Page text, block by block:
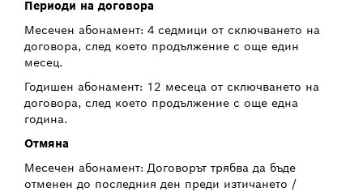
Периоди на договора
Месечен абонамент: 4 седмици от сключването на
договора, след което продължение с още един
месец.
Годишен абонамент: 12 месеца от сключването на
договора, след което продължение с още една
година.
Отмяна
Месечен абонамент: Договорът трябва да бъде
отменен до последния ден преди изтичането /